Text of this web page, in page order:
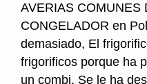
AVERIAS COMUNES
CONGELADOR en
demasiado, El
frigorificos porque ha
un combi, Se le ha